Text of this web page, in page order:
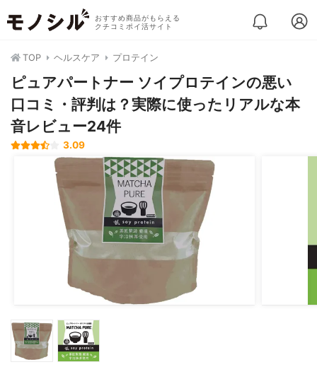
おすすめ商品がもらえる
クチコミポイ活サイト
TOP ヘルスケア プロテイン
ピュアパートナー ソイプロテインの悪い
口コミ・評判は？実際に使ったリアルな本
音レビュー24件
3.09